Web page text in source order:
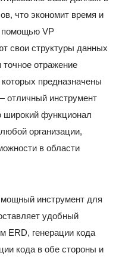
что экономит время и
помощью VP
свои структуры данных
отражение
предназначены
инструмент
широкий функционал
организации,
в области
инструмент для
удобный
ERD, генерации кода
кода в обе стороны и